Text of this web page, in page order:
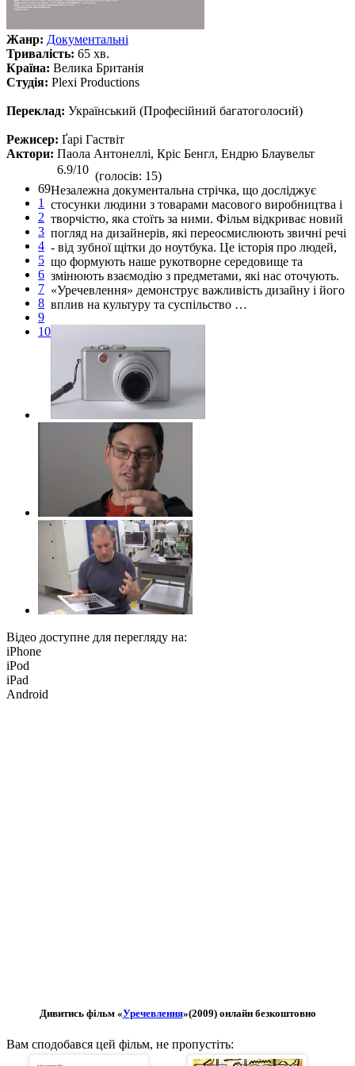
Жанр: Документальні
Тривалість: 65 хв.
Країна: Велика Британія
Студія: Plexi Productions
Переклад: Український (Професійний багатоголосий)
Режисер: Ґарі Гаствіт
Актори: Паола Антонеллі, Кріс Бенгл, Ендрю Блаувельт
69
1
2
3
4
5
6
7
8
9
10
6.9/10 (голосів: 15)
Незалежна документальна стрічка, що досліджує
стосунки людини з товарами масового виробництва і
творчістю, яка стоїть за ними. Фільм відкриває новий
погляд на дизайнерів, які переосмислюють звичні речі
- від зубної щітки до ноутбука. Це історія про людей,
що формують наше рукотворне середовище та
змінюють взаємодію з предметами, які нас оточують.
«Уречевлення» демонструє важливість дизайну і його
вплив на культуру та суспільство …
Відео доступне для перегляду на:
iPhone
iPod
iPad
Android
Дивитись фільм «Уречевлення»(2009) онлайн безкоштовно
Вам сподобався цей фільм, не пропустіть: